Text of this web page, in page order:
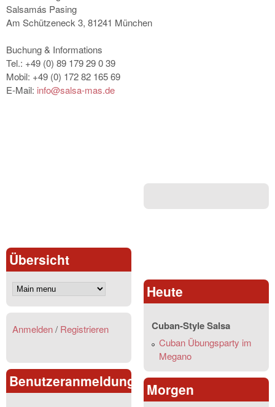
Salsamás Pasing
Am Schützeneck 3, 81241 München
Buchung & Informations
Tel.: +49 (0) 89 179 29 0 39
Mobil: +49 (0) 172 82 165 69
E-Mail: info@salsa-mas.de
Übersicht
Anmelden/ Registrieren
Benutzeranmeldung
Heute
Cuban-Style Salsa
Cuban Übungsparty im
Megano
Morgen